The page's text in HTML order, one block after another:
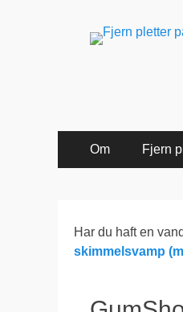
Primær
Menu
Om Fjern
Har du haft en
skimmelsvamp